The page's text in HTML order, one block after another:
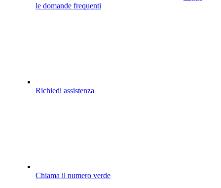
le domande frequenti
Richiedi assistenza
Chiama il numero verde